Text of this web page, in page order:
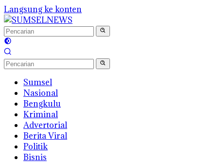
Langsung ke konten
Sumsel
Nasional
Bengkulu
Kriminal
Advertorial
Berita Viral
Politik
Bisnis